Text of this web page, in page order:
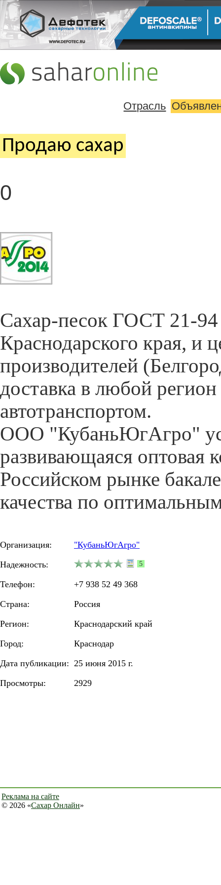
Отрасль
Продаю cахар
0
Cахар-песок ГОСТ 21-94
Краснодарского края, и
производителей
доставка в любой
автотранспортом.
ООО "КубаньЮгАгро"
развивающаяся оптовая
Российском рынке
качества по
Организация:
"КубаньЮгАгро"
Надежность:
5
Телефон:
+7 938 52 49 368
Страна:
Россия
Регион:
Краснодарский край
Город:
Краснодар
Дата публикации: 25 июня 2015 г.
Просмотры:
2929
Реклама на сайте
© 2026 «Сахар Онлайн»